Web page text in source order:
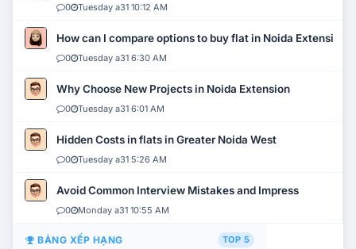
0 Tuesday a31 10:12 AM
How can I compare options to buy flat in Noida Extension?
0 Tuesday a31 6:30 AM
Why Choose New Projects in Noida Extension
0 Tuesday a31 6:01 AM
Hidden Costs in flats in Greater Noida West
0 Tuesday a31 5:26 AM
Avoid Common Interview Mistakes and Impress
0 Monday a31 10:55 AM
BẢNG XẾP HẠNG TOP 5